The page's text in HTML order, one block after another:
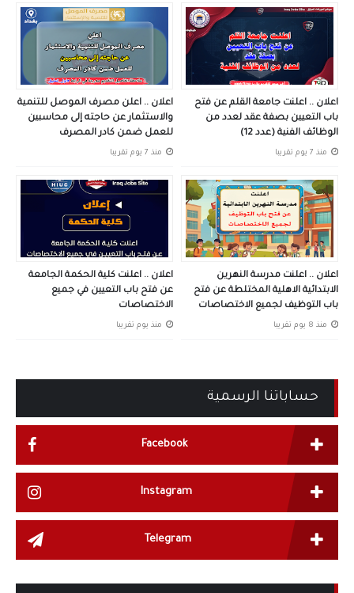
اعلان .. اعلنت جامعة القلم عن فتح
باب التعيين بصفة عقد لعدد من
الوظائف الفنية (عدد 12)
منذ 7 يوم تقريبا
اعلان .. اعلن مصرف الموصل للتنمية
والاستثمار عن حاجته إلى محاسبين
للعمل ضمن كادر المصرف
منذ 7 يوم تقريبا
اعلان .. اعلنت مدرسة النهرين
الابتدائية الاهلية المختلطة عن فتح
باب التوظيف لجميع الاختصاصات
منذ 8 يوم تقريبا
اعلان .. اعلنت كلية الحكمة الجامعة
عن فتح باب التعيين في جميع
الاختصاصات
منذ يوم تقريبا
حساباتنا الرسمية
Facebook
Instagram
Telegram